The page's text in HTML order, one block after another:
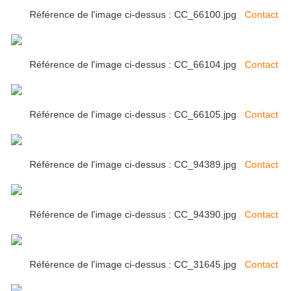
Référence de l'image ci-dessus : CC_66100.jpg Contact
Référence de l'image ci-dessus : CC_66104.jpg Contact
Référence de l'image ci-dessus : CC_66105.jpg Contact
Référence de l'image ci-dessus : CC_94389.jpg Contact
Référence de l'image ci-dessus : CC_94390.jpg Contact
Référence de l'image ci-dessus : CC_31645.jpg Contact